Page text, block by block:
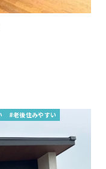
#老後住みやすい